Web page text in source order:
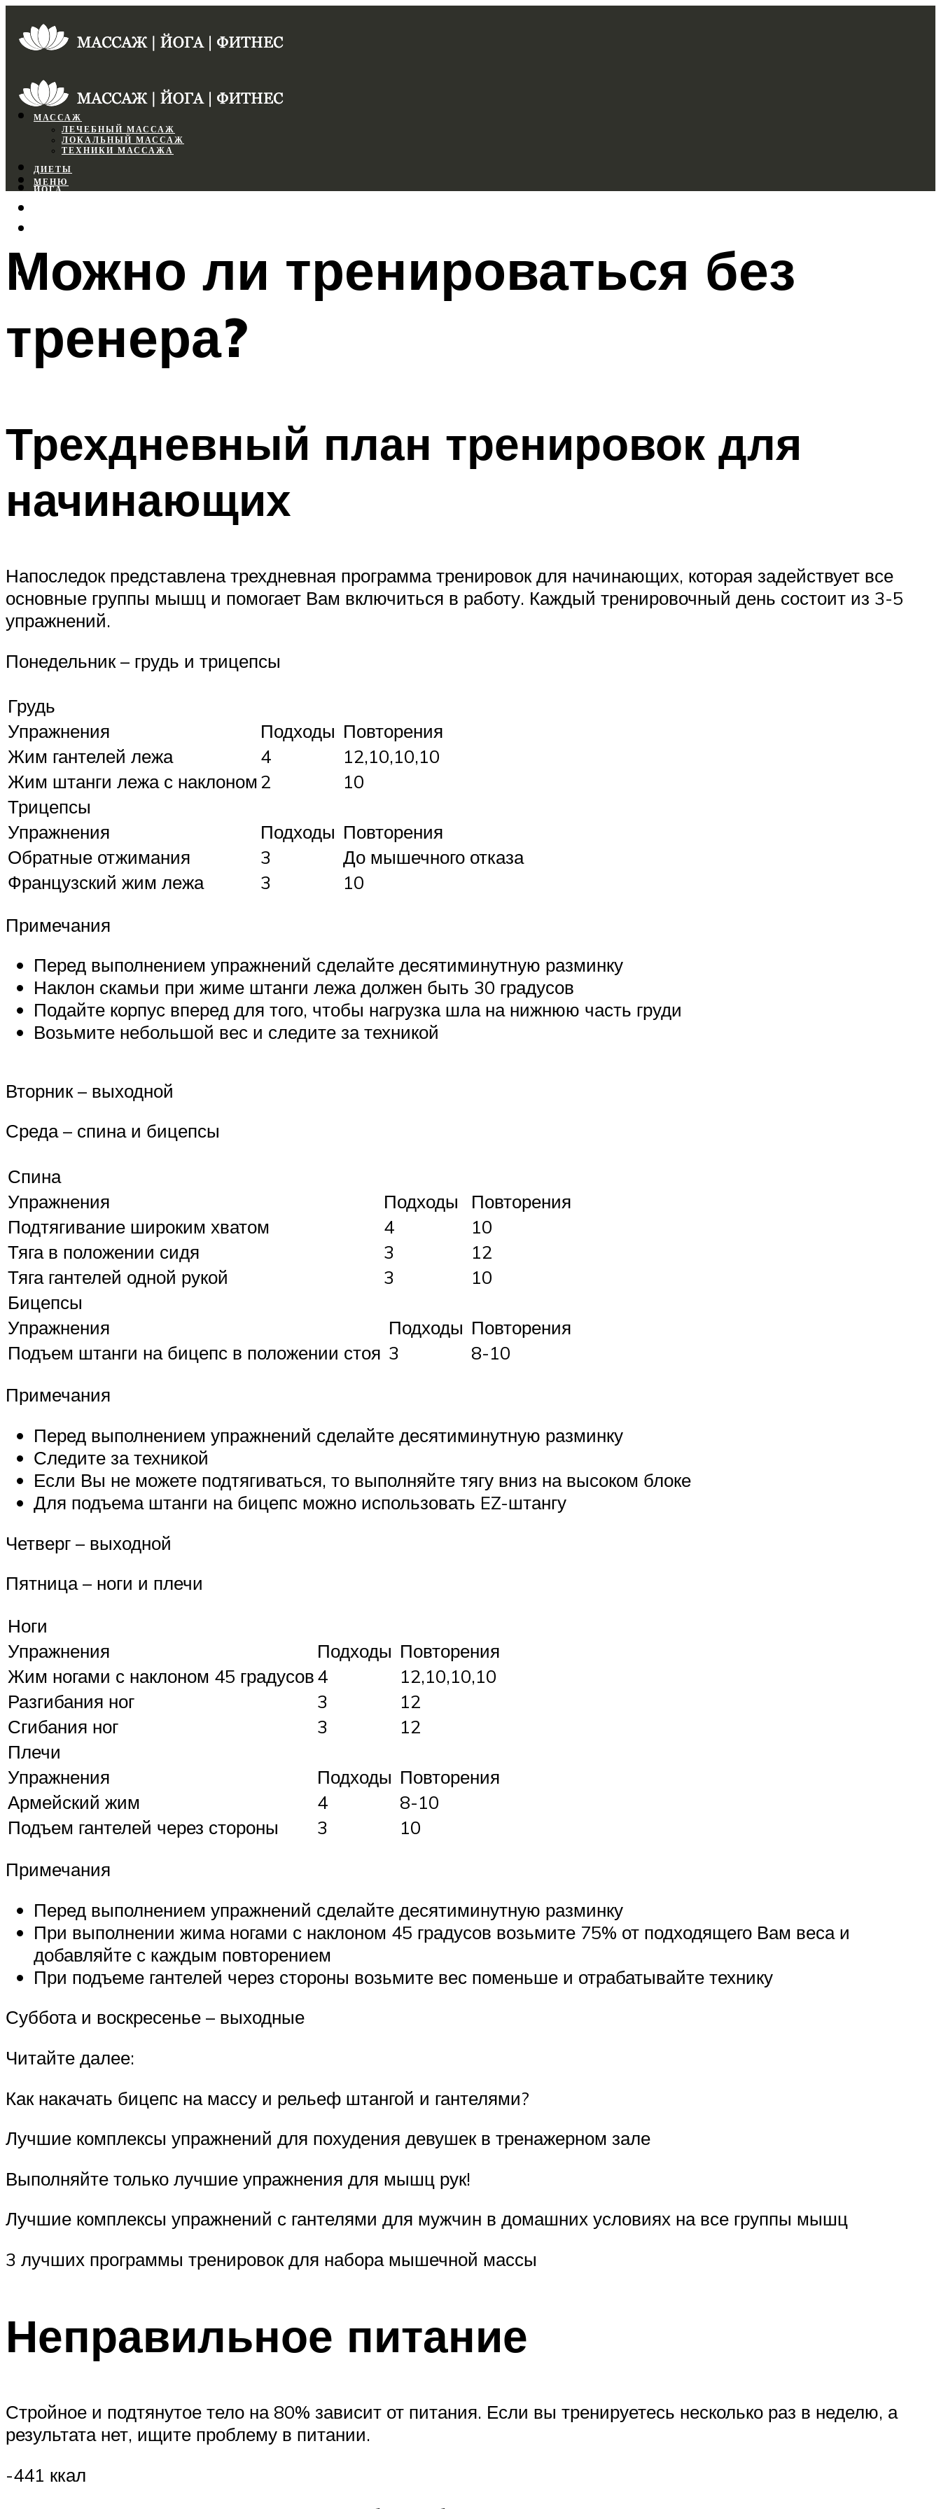
МАССАЖ
ЛЕЧЕБНЫЙ МАССАЖ
ЛОКАЛЬНЫЙ МАССАЖ
ТЕХНИКИ МАССАЖА
ДИЕТЫ
ЙОГА
МЕНЮ
МЕНЮ
Можно ли тренироваться без
тренера?
Трехдневный план тренировок для
начинающих
Напоследок представлена трехдневная программа тренировок для начинающих, которая задействует все
основные группы мышц и помогает Вам включиться в работу. Каждый тренировочный день состоит из 3-5
упражнений.
Понедельник – грудь и трицепсы
Грудь
Упражнения
Подходы Повторения
Жим гантелей лежа
4
12,10,10,10
Жим штанги лежа с наклоном 2
10
Трицепсы
Упражнения
Подходы Повторения
Обратные отжимания
3
До мышечного отказа
Французский жим лежа
3
10
Примечания
Перед выполнением упражнений сделайте десятиминутную разминку
Наклон скамьи при жиме штанги лежа должен быть 30 градусов
Подайте корпус вперед для того, чтобы нагрузка шла на нижнюю часть груди
Возьмите небольшой вес и следите за техникой
Вторник – выходной
Среда – спина и бицепсы
Спина
Упражнения
Подходы
Повторения
Подтягивание широким хватом
4
10
Тяга в положении сидя
3
12
Тяга гантелей одной рукой
3
10
Бицепсы
Упражнения
Подходы Повторения
Подъем штанги на бицепс в положении стоя 3
8-10
Примечания
Перед выполнением упражнений сделайте десятиминутную разминку
Следите за техникой
Если Вы не можете подтягиваться, то выполняйте тягу вниз на высоком блоке
Для подъема штанги на бицепс можно использовать EZ-штангу
Четверг – выходной
Пятница – ноги и плечи
Ноги
Упражнения
Подходы Повторения
Жим ногами с наклоном 45 градусов4
12,10,10,10
Разгибания ног
3
12
Сгибания ног
3
12
Плечи
Упражнения
Подходы Повторения
Армейский жим
4
8-10
Подъем гантелей через стороны
3
10
Примечания
Перед выполнением упражнений сделайте десятиминутную разминку
При выполнении жима ногами с наклоном 45 градусов возьмите 75% от подходящего Вам веса и
добавляйте с каждым повторением
При подъеме гантелей через стороны возьмите вес поменьше и отрабатывайте технику
Суббота и воскресенье – выходные
Читайте далее:
Как накачать бицепс на массу и рельеф штангой и гантелями?
Лучшие комплексы упражнений для похудения девушек в тренажерном зале
Выполняйте только лучшие упражнения для мышц рук!
Лучшие комплексы упражнений с гантелями для мужчин в домашних условиях на все группы мышц
3 лучших программы тренировок для набора мышечной массы
Неправильное питание
Стройное и подтянутое тело на 80% зависит от питания. Если вы тренируетесь несколько раз в неделю, а
результата нет, ищите проблему в питании.
-441 ккал